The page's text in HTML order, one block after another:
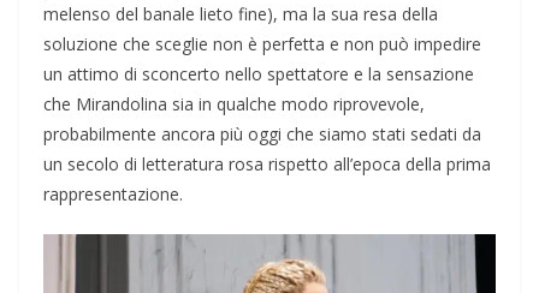
melenso del banale lieto fine), ma la sua resa della
soluzione che sceglie non è perfetta e non può impedire
un attimo di sconcerto nello spettatore e la sensazione
che Mirandolina sia in qualche modo riprovevole,
probabilmente ancora più oggi che siamo stati sedati da
un secolo di letteratura rosa rispetto all’epoca della prima
rappresentazione.